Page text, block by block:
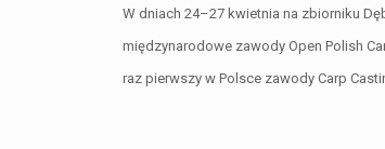
W dniach 24–27 kwietnia na zbiorniku
międzynarodowe zawody Open Polish
raz pierwszy w Polsce zawody Carp